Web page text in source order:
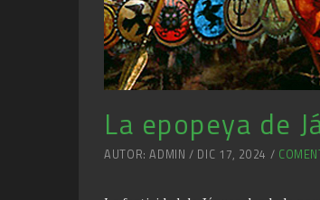
La epopeya de
AUTOR: ADMIN / DIC 17, 2024 /